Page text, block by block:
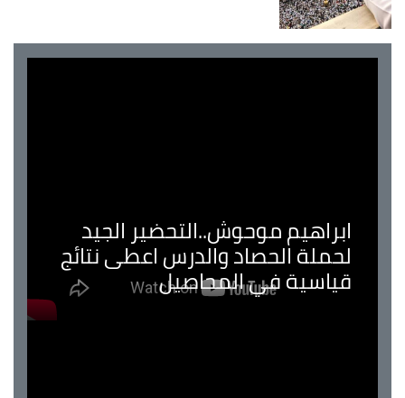
ابراهيم موحوش..التحضير الجيد
لحملة الحصاد والدرس اعطى نتائج
قياسية في المحاصيل